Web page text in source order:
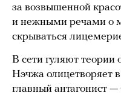
за возвышенной
и нежными речами о
скрываться
В сети гуляют теории
Нэчжа олицетворяет
главный антагонист